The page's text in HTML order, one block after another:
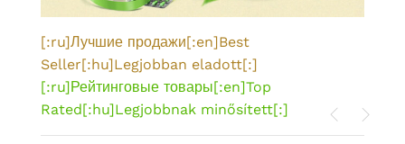
[:ru]Лучшие продажи[:en]Best
Seller[:hu]Legjobban eladott[:]
[:ru]Рейтинговые товары[:en]Top
Rated[:hu]Legjobbnak minősített[:]